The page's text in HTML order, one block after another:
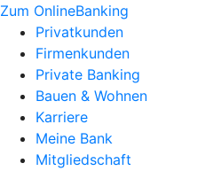
Zum OnlineBanking
Privatkunden
Firmenkunden
Private Banking
Bauen & Wohnen
Karriere
Meine Bank
Mitgliedschaft